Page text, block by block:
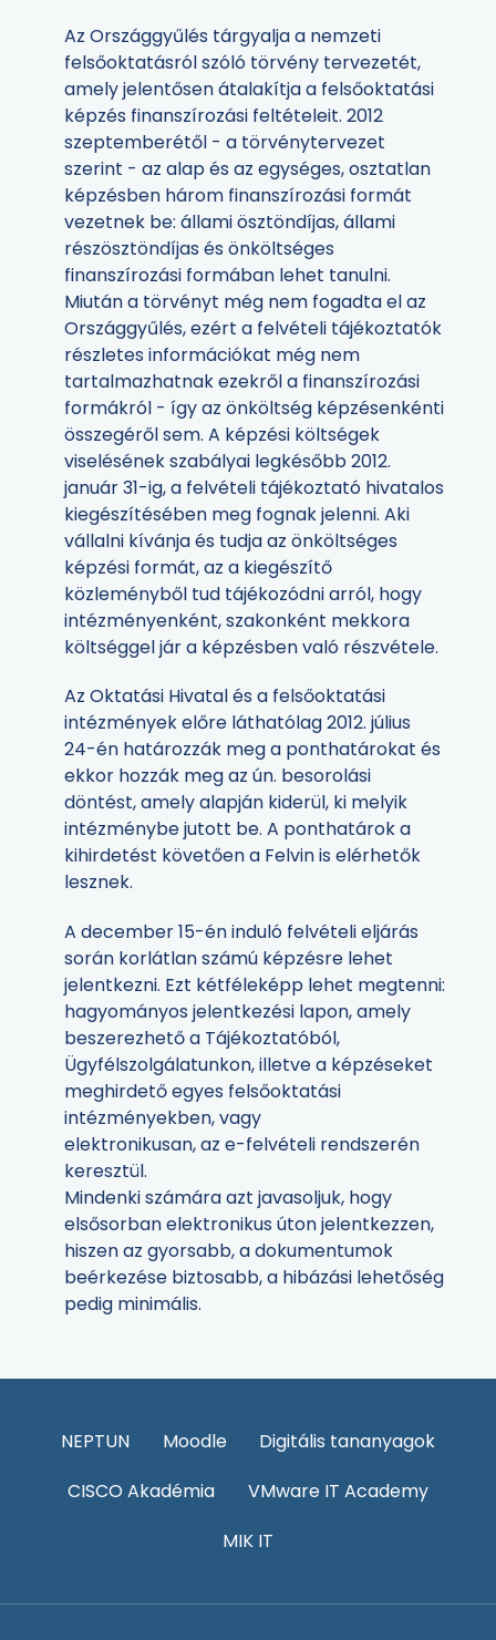
Az Országgyűlés tárgyalja a nemzeti
felsőoktatásról szóló törvény tervezetét,
amely jelentősen átalakítja a felsőoktatási
képzés finanszírozási feltételeit. 2012
szeptemberétől - a törvénytervezet
szerint - az alap és az egységes, osztatlan
képzésben három finanszírozási formát
vezetnek be: állami ösztöndíjas, állami
részösztöndíjas és önköltséges
finanszírozási formában lehet tanulni.
Miután a törvényt még nem fogadta el az
Országgyűlés, ezért a felvételi tájékoztatók
részletes információkat még nem
tartalmazhatnak ezekről a finanszírozási
formákról - így az önköltség képzésenkénti
összegéről sem. A képzési költségek
viselésének szabályai legkésőbb 2012.
január 31-ig, a felvételi tájékoztató hivatalos
kiegészítésében meg fognak jelenni. Aki
vállalni kívánja és tudja az önköltséges
képzési formát, az a kiegészítő
közleményből tud tájékozódni arról, hogy
intézményenként, szakonként mekkora
költséggel jár a képzésben való részvétele.
Az Oktatási Hivatal és a felsőoktatási
intézmények előre láthatólag 2012. július
24-én határozzák meg a ponthatárokat és
ekkor hozzák meg az ún. besorolási
döntést, amely alapján kiderül, ki melyik
intézménybe jutott be. A ponthatárok a
kihirdetést követően a Felvin is elérhetők
lesznek.
A december 15-én induló felvételi eljárás
során korlátlan számú képzésre lehet
jelentkezni. Ezt kétféleképp lehet megtenni:
hagyományos jelentkezési lapon, amely
beszerezhető a Tájékoztatóból,
Ügyfélszolgálatunkon, illetve a képzéseket
meghirdető egyes felsőoktatási
intézményekben, vagy
elektronikusan, az e-felvételi rendszerén
keresztül.
Mindenki számára azt javasoljuk, hogy
elsősorban elektronikus úton jelentkezzen,
hiszen az gyorsabb, a dokumentumok
beérkezése biztosabb, a hibázási lehetőség
pedig minimális.
NEPTUN Moodle
Digitális tananyagok
CISCO Akadémia
VMware IT Academy
MIK IT